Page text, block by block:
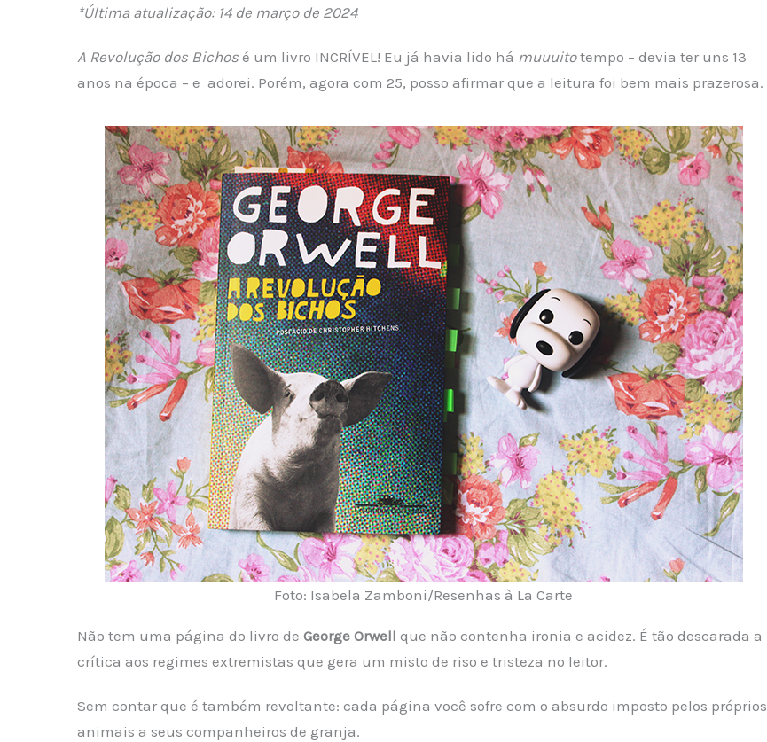
*Última atualização: 14 de março de 2024
A Revolução dos Bichosé um livro INCRÍVEL! Eu já havia lido há muuuitotempo – devia ter uns 13
anos na época – e adorei. Porém, agora com 25, posso afirmar que a leitura foi bem mais prazerosa.
Foto: Isabela Zamboni/Resenhas à La Carte
Não tem uma página do livro de George Orwell que não contenha ironia e acidez. É tão descarada a
crítica aos regimes extremistas que gera um misto de riso e tristeza no leitor.
Sem contar que é também revoltante: cada página você sofre com o absurdo imposto pelos próprios
animais a seus companheiros de granja.